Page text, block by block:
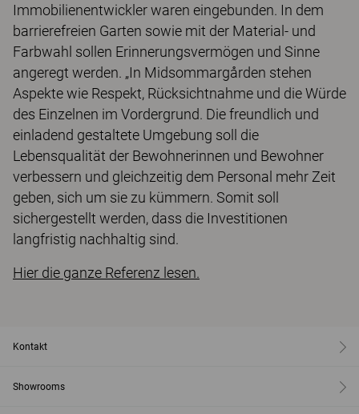
Immobilienentwickler waren eingebunden. In dem
barrierefreien Garten sowie mit der Material- und
Farbwahl sollen Erinnerungsvermögen und Sinne
angeregt werden. „In Midsommargården stehen
Aspekte wie Respekt, Rücksichtnahme und die Würde
des Einzelnen im Vordergrund. Die freundlich und
einladend gestaltete Umgebung soll die
Lebensqualität der Bewohnerinnen und Bewohner
verbessern und gleichzeitig dem Personal mehr Zeit
geben, sich um sie zu kümmern. Somit soll
sichergestellt werden, dass die Investitionen
langfristig nachhaltig sind.
Hier die ganze Referenz lesen.
Kontakt
Showrooms